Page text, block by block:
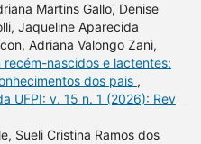
Martins Gallo, Denise
Jaqueline Aparecida
Adriana Valongo Zani,
recém-nascidos e lactentes:
dos pais ,
UFPI: v. 15 n. 1 (2026): Rev
Sueli Cristina Ramos dos